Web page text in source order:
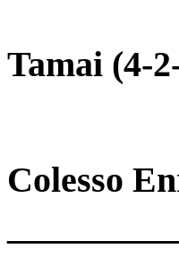
Tamai (4-
Colesso